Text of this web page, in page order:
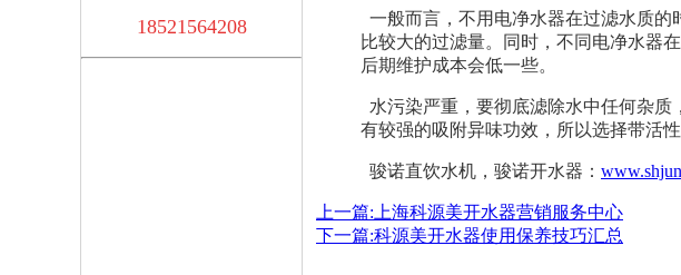
18521564208 一般而言，不用电净水器在过滤水质的
比较大的过滤量。
同时，不同电净水器
后期维护成本会低一些。
水污染严重，要彻底滤除水中任何杂质
有较强的吸附异味功效，所以选择带活性
骏诺直饮水机，骏诺开水器：
上一篇:上海科源美开水器营销服务中心
下一篇:科源美开水器使用保养技巧汇总